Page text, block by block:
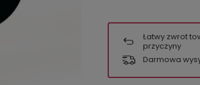
Łatwy zwrot
przyczyny
Darmowa